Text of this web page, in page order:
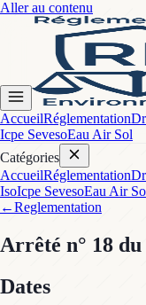
Aller au contenu
AccueilRéglementation
Icpe SevesoEau Air Sol
Catégories
AccueilRéglementation
IsoIcpe SevesoEau Air
←Reglementation
Arrêté n° 18 du
Dates